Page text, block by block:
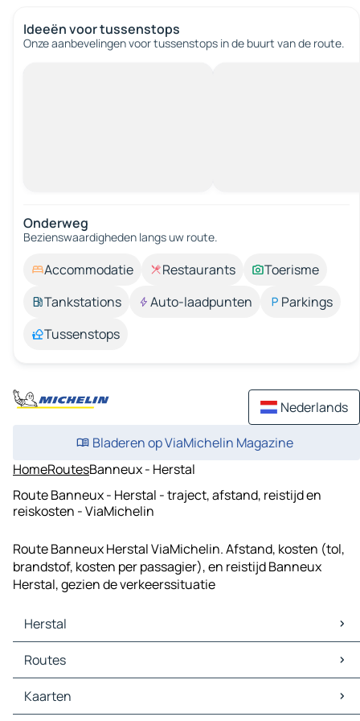
Ideeën voor tussenstops
Onze aanbevelingen voor tussenstops in de buurt van de route.
Onderweg
Bezienswaardigheden langs uw route.
Accommodatie Restaurants
Toerisme
Tankstations
Auto-laadpunten
Parkings
Tussenstops
Nederlands
Bladeren op ViaMichelin Magazine
HomeRoutesBanneux - Herstal
Route Banneux - Herstal - traject, afstand, reistijd en
reiskosten - ViaMichelin
Route Banneux Herstal ViaMichelin. Afstand, kosten (tol,
brandstof, kosten per passagier), en reistijd Banneux
Herstal, gezien de verkeerssituatie
Herstal
Herstal Kaarten
Herstal Verkeer
Herstal Hotels
Herstal Restaurants
Routes
Routes Herstal - Aken
Routes Herstal - Luik
Kaarten